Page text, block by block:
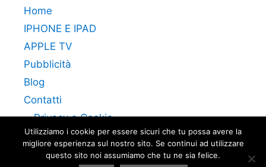
Home
IPHONE E IPAD
APPLE TV
Pubblicità
Blog
Contatti
Privacy e Cookie
Utilizziamo i cookie per essere sicuri che tu possa avere la
migliore esperienza sul nostro sito. Se continui ad utilizzare
questo sito noi assumiamo che tu ne sia felice.